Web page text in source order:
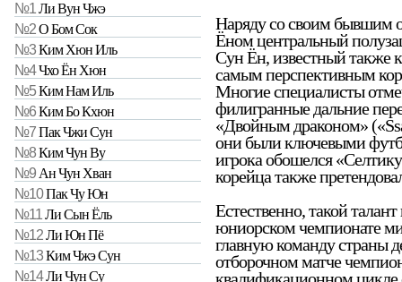
№1Ли Вун Чжэ
№2О Бом Сок
№3Ким Хюн Иль
№4Чхо Ён Хюн
№5Ким Нам Иль
№6Ким Бо Кхюн
№7Пак Чжи Сун
№8Ким Чун Ву
№9 Ан Чун Хван
№10Пак Чу Юн
№11Ли Сын Ёль
№12Ли Юн Пё
№13Ким Чжэ Сун
№14Ли Чун Су
Наряду со своим бывшим
Ёном центральный
Сун Ён, известный также
самым перспективным
Многие специалисты
филигранные дальние
«Двойным драконом»
они были ключевыми
игрока обошелся
корейца также
Естественно, такой
юниорском чемпионате
главную команду страны
отборочном матче